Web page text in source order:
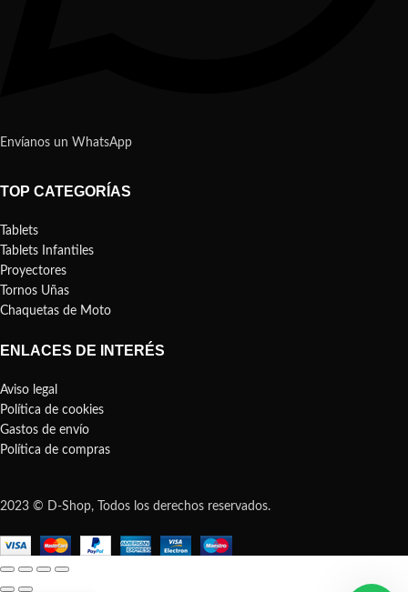
Envíanos un WhatsApp
TOP CATEGORÍAS
Tablets
Tablets Infantiles
Proyectores
Tornos Uñas
Chaquetas de Moto
ENLACES DE INTERÉS
Aviso legal
Política de cookies
Gastos de envío
Política de compras
2023 © D-Shop, Todos los derechos reservados.